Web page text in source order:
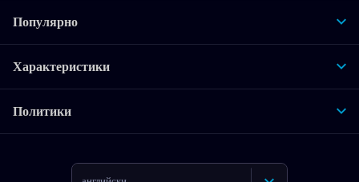
Популярно
Характеристики
Политики